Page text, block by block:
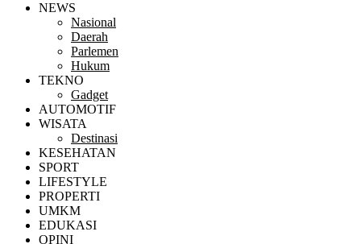
NEWS
Nasional
Daerah
Parlemen
Hukum
TEKNO
Gadget
AUTOMOTIF
WISATA
Destinasi
KESEHATAN
SPORT
LIFESTYLE
PROPERTI
UMKM
EDUKASI
OPINI